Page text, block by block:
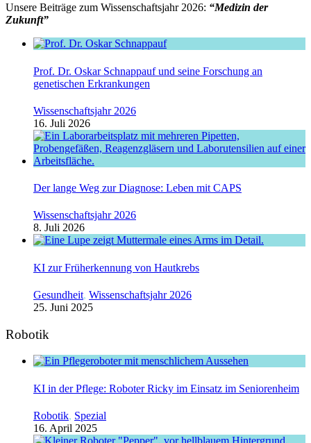
Unsere Beiträge zum Wissenschaftsjahr 2026: “Medizin der
Zukunft”
Prof. Dr. Oskar Schnappauf und seine Forschung an
genetischen Erkrankungen
Wissenschaftsjahr 2026
16. Juli 2026
Der lange Weg zur Diagnose: Leben mit CAPS
Wissenschaftsjahr 2026
8. Juli 2026
KI zur Früherkennung von Hautkrebs
Gesundheit, Wissenschaftsjahr 2026
25. Juni 2025
Robotik
KI in der Pflege: Roboter Ricky im Einsatz im Seniorenheim
Robotik, Spezial
16. April 2025